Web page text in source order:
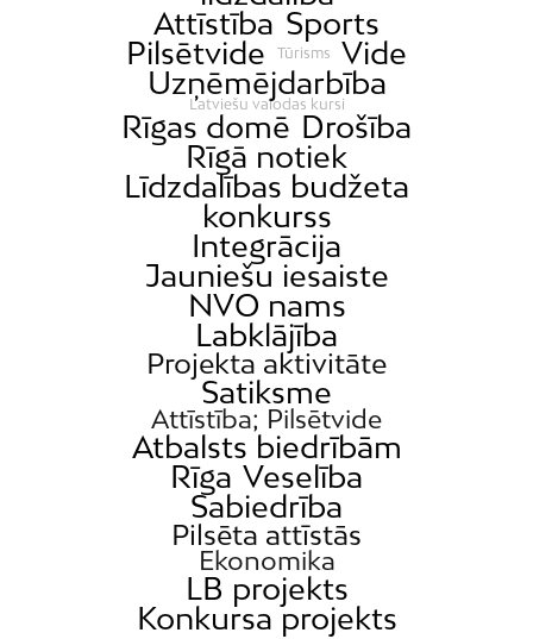
Attīstība Sports
Pilsētvide
Tūrisms
Vide
Uzņēmējdarbība
Latviešu valodas kursi
Rīgas domē Drošība
Rīgā notiek
Līdzdalības budžeta
konkurss
Integrācija
Jauniešu iesaiste
NVO nams
Labklājība
Projekta aktivitāte
Satiksme
Attīstība; Pilsētvide
Atbalsts biedrībām
Rīga Veselība
Sabiedrība
Pilsēta attīstās
Ekonomika
LB projekts
Konkursa projekts